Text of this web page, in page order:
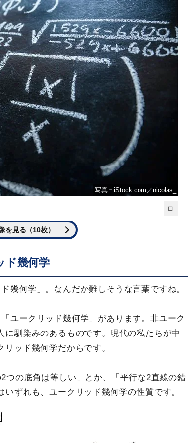
写真＝iStock.com／nicolas_
を見る（10枚）
ド幾何学
幾何学」。なんだか難しそうな言葉ですね。
ユークリッド幾何学」があります。非ユーク
に馴染みのあるものです。現代の私たちが中
ッド幾何学だからです。
つの底角は等しい」とか、「平行な2直線の錯
ずれも、ユークリッド幾何学の性質です。